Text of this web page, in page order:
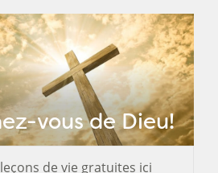
vous de Dieu!
de vie gratuites ici